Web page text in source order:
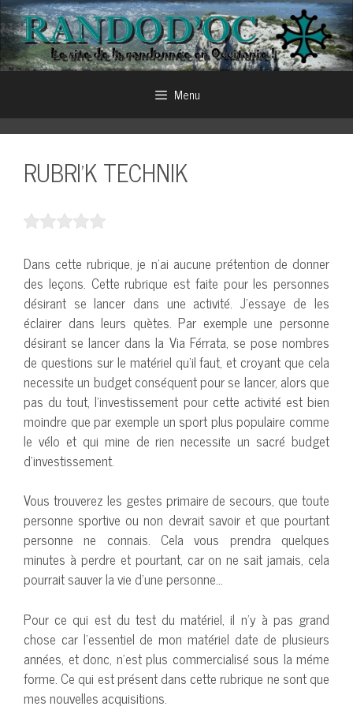
Aller
au
contenu
Menu
RUBRI’K TECHNIK
Dans cette rubrique, je n’ai aucune prétention de donner
des leçons. Cette rubrique est faite pour les personnes
désirant se lancer dans une activité. J’essaye de les
éclairer dans leurs quètes. Par exemple une personne
désirant se lancer dans la Via Férrata, se pose nombres
de questions sur le matériel qu’il faut, et croyant que cela
necessite un budget conséquent pour se lancer, alors que
pas du tout, l’investissement pour cette activité est bien
moindre que par exemple un sport plus populaire comme
le vélo et qui mine de rien necessite un sacré budget
d’investissement.
Vous trouverez les gestes primaire de secours, que toute
personne sportive ou non devrait savoir et que pourtant
personne ne connais. Cela vous prendra quelques
minutes à perdre et pourtant, car on ne sait jamais, cela
pourrait sauver la vie d’une personne…
Pour ce qui est du test du matériel, il n’y à pas grand
chose car l’essentiel de mon matériel date de plusieurs
années, et donc, n’est plus commercialisé sous la méme
forme. Ce qui est présent dans cette rubrique ne sont que
mes nouvelles acquisitions.